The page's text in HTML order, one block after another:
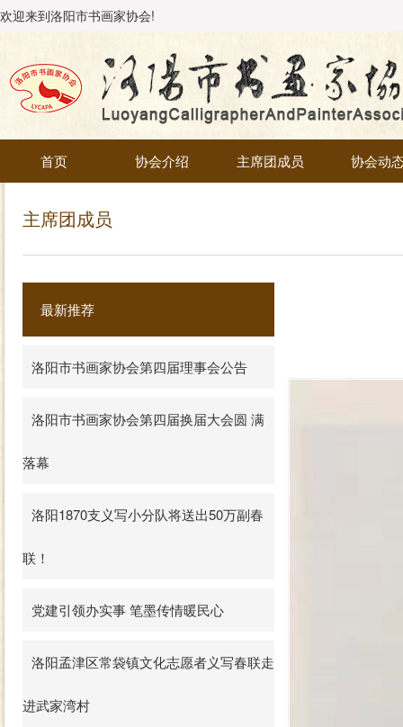
欢迎来到洛阳市书画家协会!
首页 协会介绍 主席团成员 协会动
主席团成员
最新推荐
洛阳市书画家协会第四届理事会公告
洛阳市书画家协会第四届换届大会圆 满
落幕
洛阳1870支义写小分队将送出50万副春
联！
党建引领办实事 笔墨传情暖民心
洛阳孟津区常袋镇文化志愿者义写春联走
进武家湾村